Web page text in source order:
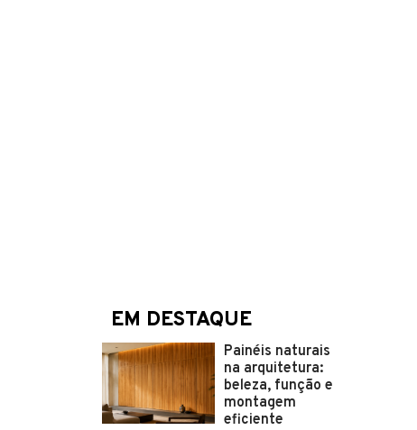
EM DESTAQUE
Painéis naturais
na arquitetura:
beleza, função e
montagem
eficiente